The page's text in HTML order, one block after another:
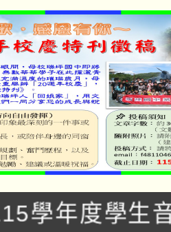
115學年度第
師甄選結果(
融保險知識
學年度學生